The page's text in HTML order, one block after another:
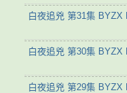
白夜追兇 第31集 BYZX
白夜追兇 第30集 BYZX
白夜追兇 第29集 BYZX